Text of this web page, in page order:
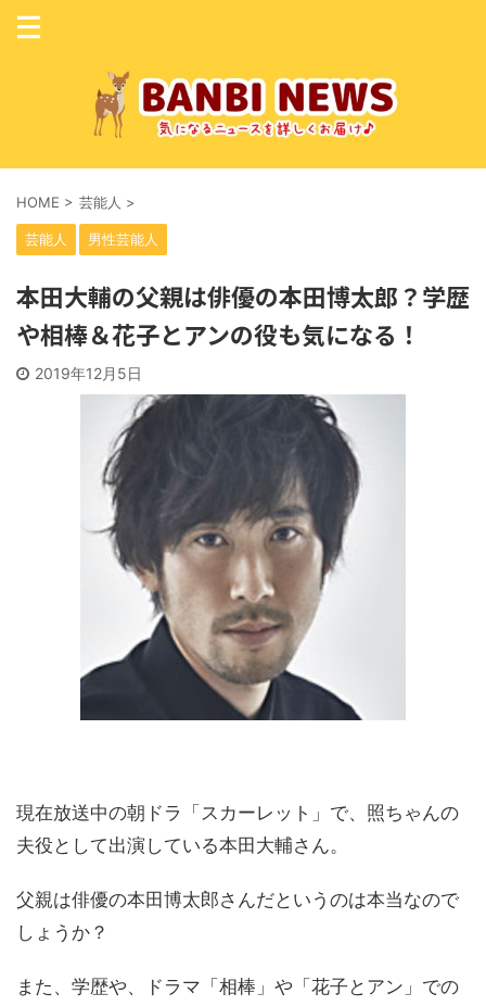
HOME > 芸能人 >
芸能人 男性芸能人
本田大輔の父親は俳優の本田博太郎？学歴
や相棒＆花子とアンの役も気になる！
2019年12月5日
現在放送中の朝ドラ「スカーレット」で、照ちゃんの
夫役として出演している本田大輔さん。
父親は俳優の本田博太郎さんだというのは本当なので
しょうか？
また、学歴や、ドラマ「相棒」や「花子とアン」での